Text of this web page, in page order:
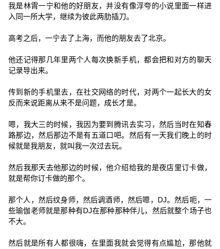
我是林霄一宁和他的好朋友，并没有像浮夸的小说里面一样进
入同一所大学，继续为彼此两肋插刀。
高考之后，一宁去了上海，而他的朋友去了北京。
他还记得那几年里两个人每次换新手机，都会把和对方的聊天
记录导出来。
传到新的手机里去，在社交网络的时代，对两个一起长大的女
反而来说距离从来不是问题，成长才是。
嗯，我大三的时候，我因为要到腾讯去实习，然后当时在知春
路那边，然后那边不是有五道口吧。然后有一天我们晚上的时
候就是我朋友，就叫我一次过去玩。
然后我那天去他那边的时候，他介绍给我的是夜店里订卡做，
就是帮你订卡做的那个。
那个人，然后纹身师，然后调酒师，然后嗯，DJ。然后呃，一
些瑜伽老师就是那种有DJ在那种那种伴儿，然后就整个场子也
不大。
然后就是所有人都很嗨，在里面我就会觉得有点尴尬，那他就